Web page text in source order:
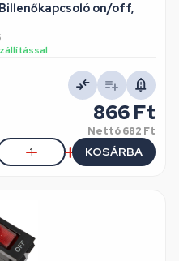
on/off,
866 Ft
Nettó682 Ft
KOSÁRBA